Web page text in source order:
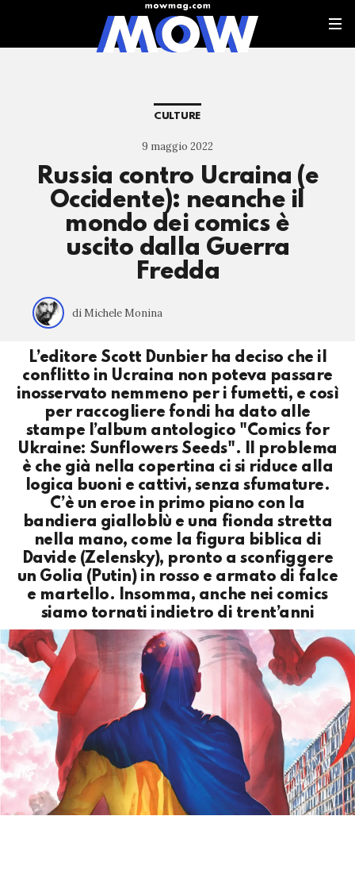
CULTURE
9 maggio 2022
Russia contro Ucraina (e
Occidente): neanche il
mondo dei comics è
uscito dalla Guerra
Fredda
di Michele Monina
L’editore Scott Dunbier ha deciso che il
conflitto in Ucraina non poteva passare
inosservato nemmeno per i fumetti, e così
per raccogliere fondi ha dato alle
stampe l’album antologico "Comics for
Ukraine: Sunflowers Seeds". Il problema
è che già nella copertina ci si riduce alla
logica buoni e cattivi, senza sfumature.
C’è un eroe in primo piano con la
bandiera gialloblù e una fionda stretta
nella mano, come la figura biblica di
Davide (Zelensky), pronto a sconfiggere
un Golia (Putin) in rosso e armato di falce
e martello. Insomma, anche nei comics
siamo tornati indietro di trent’anni